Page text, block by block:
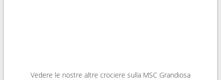
Vedere le nostre altre crociere sulla MSC Grandiosa